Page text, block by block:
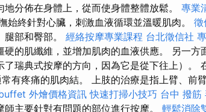
分佈在身體上，從而使身體整體放鬆。 專業
始終針對心臟，刺激血液循環並溫暖肌肉。 徵
部和臀部。 經絡按摩專業課程 台北徵信社
硬的肌纖維，並增加肌肉的血液供應。 另一方
瑞典式按摩的方向，因為它是從下往上）。
有疼痛的肌肉結。 上肢的治療是指上臂、前
外燴價格資訊 快速打掃小技巧 台中 撥筋
師主要針對有問題的部位進行按摩。 輕鬆消除